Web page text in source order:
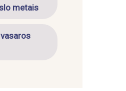
metais